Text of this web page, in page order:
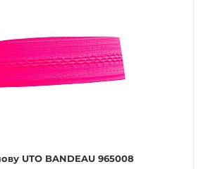
UTO BANDEAU 965008